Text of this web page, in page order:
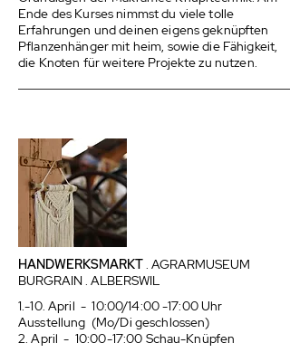
Ende des Kurses nimmst du viele tolle
Erfahrungen und deinen eigens geknüpften
Pflanzenhänger mit heim, sowie die Fähigkeit,
die Knoten für weitere Projekte zu nutzen.
HANDWERKSMARKT. AGRARMUSEUM
BURGRAIN . ALBERSWIL
1.-10. April - 10:00/14:00 -17:00 Uhr
Ausstellung (Mo/Di geschlossen)
2. April - 10:00-17:00 Schau-Knüpfen